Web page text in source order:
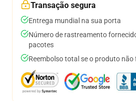
Transação segura
Entrega mundial na sua porta
Número de rastreamento
pacotes
Reembolso total se o produto não